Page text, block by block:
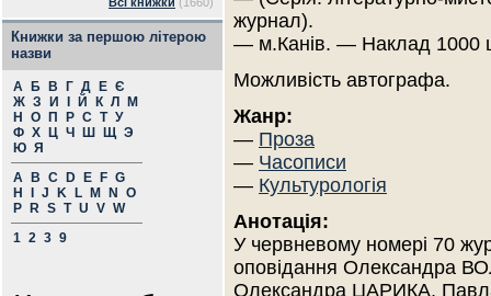
Книжки за першою літерою
назви
А Б В Г Д Е Є
Ж З И Й К Л
М
Н
О П Р С Т У
Ф Х Ц Ч Ш Щ Э
Ю Я
A
B C D E F G
H
J K L M N
O
P
R S T U V W
1 2 3 9
журнал).
— м.Канів. — Наклад 1000
Можливість автографа.
Жанр:
— Проза
— Часописи
— Культурологія
Анотація:
У червневому номері 70
оповідання Олександра
Олександра ЦАРИКА,